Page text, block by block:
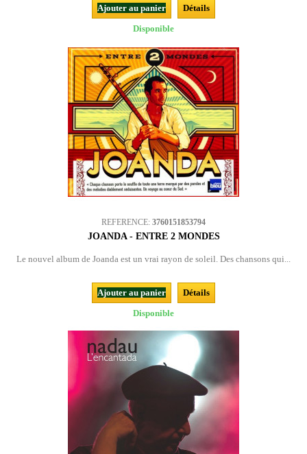
Ajouter au panier
Détails
Disponible
REFERENCE: 3760151853794
JOANDA - ENTRE 2 MONDES
Le nouvel album de Joanda est un vrai rayon de soleil. Des chansons qui...
Ajouter au panier
Détails
Disponible